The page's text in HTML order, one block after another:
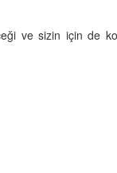
ve sizin için de